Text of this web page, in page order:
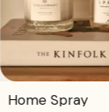
Home Spray